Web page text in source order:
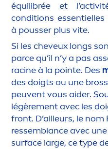
équilibrée et
conditions
à pousser plus vite.
Si les cheveux longs
parce qu’il n’y a pas
racine à la pointe. Des
des doigts ou une
peuvent vous aider.
légèrement avec les
front. D’ailleurs, le nom
ressemblance avec
surface large, ce type